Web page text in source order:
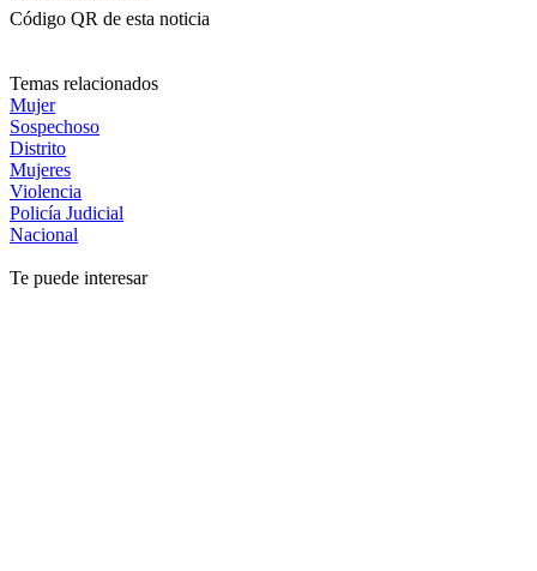
Código QR de esta noticia
Temas relacionados
Mujer
Sospechoso
Distrito
Mujeres
Violencia
Policía Judicial
Nacional
Te puede interesar